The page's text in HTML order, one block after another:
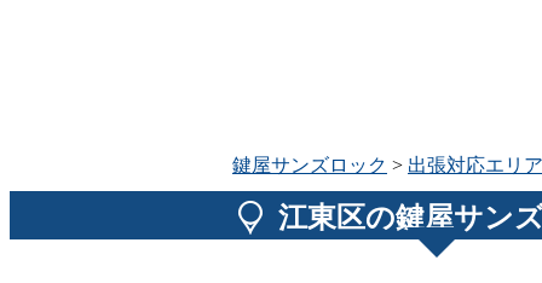
鍵屋サンズロック > 出張対応エリア
江東区の鍵屋サン